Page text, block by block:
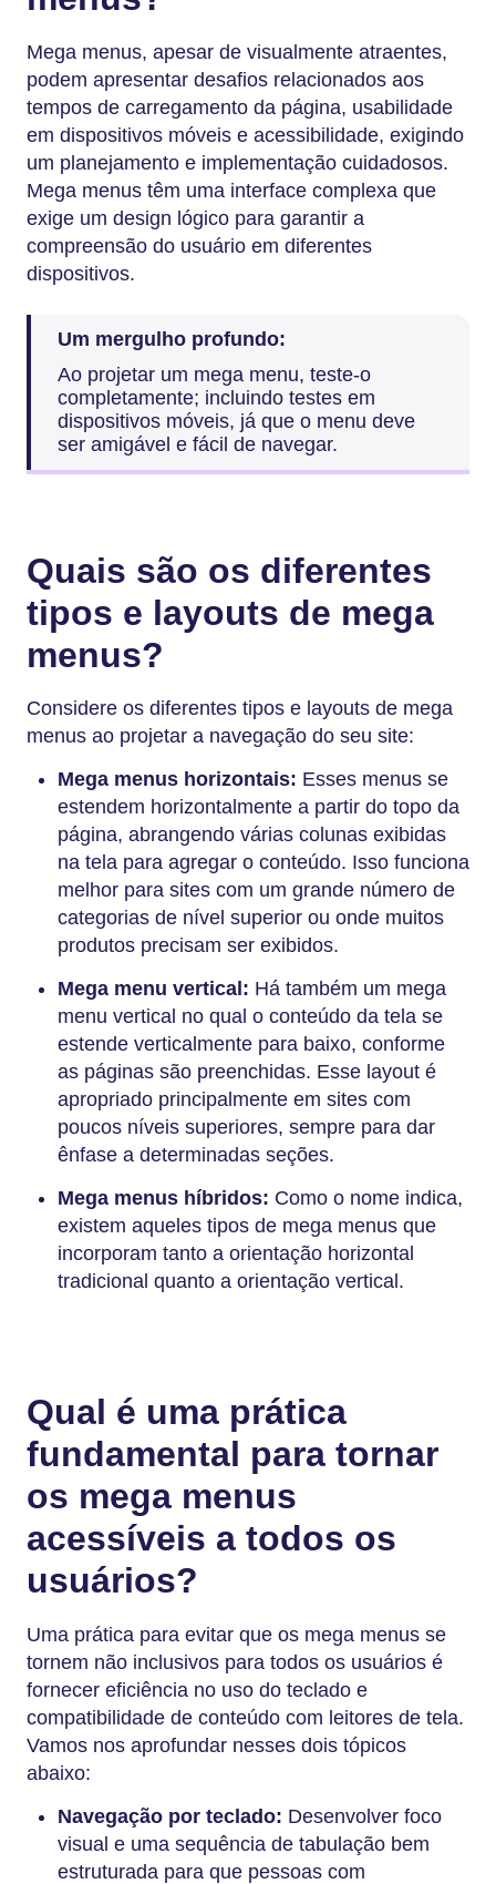
Mega menus, apesar de visualmente atraentes,
podem apresentar desafios relacionados aos
tempos de carregamento da página, usabilidade
em dispositivos móveis e acessibilidade, exigindo
um planejamento e implementação cuidadosos.
Mega menus têm uma interface complexa que
exige um design lógico para garantir a
compreensão do usuário em diferentes
dispositivos.
Um mergulho profundo:
Ao projetar um mega menu, teste-o
completamente; incluindo testes em
dispositivos móveis, já que o menu deve
ser amigável e fácil de navegar.
Quais são os diferentes
tipos e layouts de mega
menus?
Considere os diferentes tipos e layouts de mega
menus ao projetar a navegação do seu site:
Mega menus horizontais: Esses menus se
estendem horizontalmente a partir do topo da
página, abrangendo várias colunas exibidas
na tela para agregar o conteúdo. Isso funciona
melhor para sites com um grande número de
categorias de nível superior ou onde muitos
produtos precisam ser exibidos.
Mega menu vertical: Há também um mega
menu vertical no qual o conteúdo da tela se
estende verticalmente para baixo, conforme
as páginas são preenchidas. Esse layout é
apropriado principalmente em sites com
poucos níveis superiores, sempre para dar
ênfase a determinadas seções.
Mega menus híbridos: Como o nome indica,
existem aqueles tipos de mega menus que
incorporam tanto a orientação horizontal
tradicional quanto a orientação vertical.
Qual é uma prática
fundamental para tornar
os mega menus
acessíveis a todos os
usuários?
Uma prática para evitar que os mega menus se
tornem não inclusivos para todos os usuários é
fornecer eficiência no uso do teclado e
compatibilidade de conteúdo com leitores de tela.
Vamos nos aprofundar nesses dois tópicos
abaixo:
Navegação por teclado: Desenvolver foco
visual e uma sequência de tabulação bem
estruturada para que pessoas com